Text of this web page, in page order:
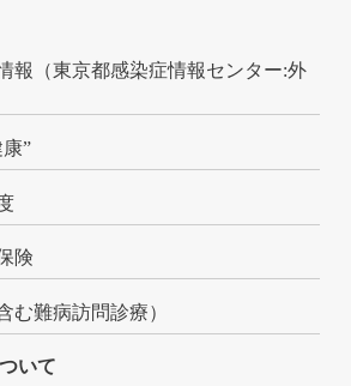
報（東京都感染症情報センター:外
”
険
む難病訪問診療）
いて